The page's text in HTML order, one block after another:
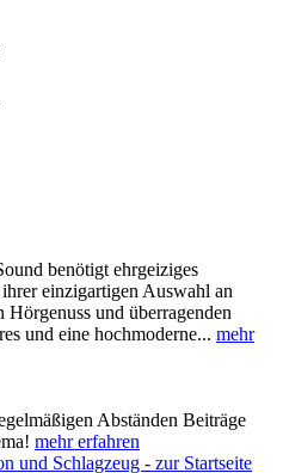
benötigt ehrgeiziges
einzigartigen Auswahl an
und überragenden
und eine hochmoderne... mehr
Abständen Beiträge
mehr erfahren